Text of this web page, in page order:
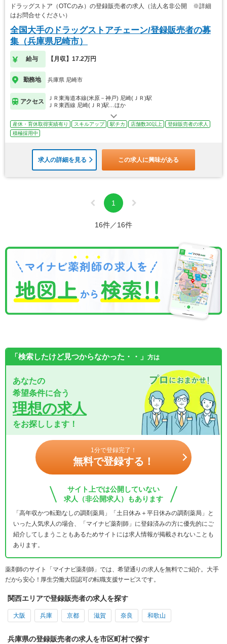
ドラッグストア（OTCのみ）の登録販売者の求人（法人名非公開 ※詳細
はお問合せください）
全国大手のドラッグストアチェーン/登録販売者の募
集（兵庫県尼崎市）
給与 【月収】17.2万円
勤務地 兵庫県 尼崎市
アクセス
ＪＲ東海道本線(米原－神戸) 尼崎(ＪＲ)駅
ＪＲ東西線 尼崎(ＪＲ)駅…ほか
産休・育休取得実績有り スキルアップ 駅チカ 店舗数30以上
登録販売者の求人
積極採用中
求人の詳細を見る この求人に興味がある
1
16件／16件
「検索したけど見つからなかった・・」 方は
あなたの
希望条件に合う
理想の求人
をお探しします！
1分で登録完了！
無料で登録する！
サイト上では公開していない
求人（非公開求人）もあります
「高年収かつ転勤なしの調剤薬局」「土日休み＋平日休みの調剤薬局」と
いった人気求人の場合、「マイナビ薬剤師」に登録済みの方に優先的にご
紹介してしまうこともあるためサイトには求人情報が掲載されないことも
あります。
薬剤師のサイト「マイナビ薬剤師」では、希望通りの求人を無料でご紹介。大手
だから安心！厚生労働大臣認可の転職支援サービスです。
関西エリアで登録販売者の求人を探す
大阪 兵庫 京都 滋賀 奈良 和歌山
兵庫県の登録販売者の求人を市区町村で探す